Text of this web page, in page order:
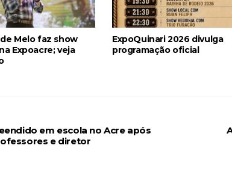
Melo faz show
Expoacre; veja
ExpoQuinari 2026 divulga
programação oficial
em escola no Acre após
e diretor